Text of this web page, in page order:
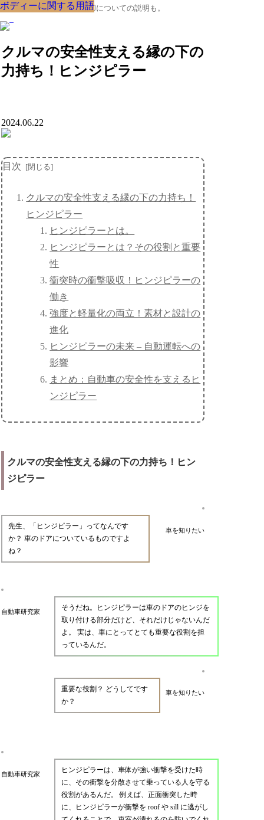
クルマの大辞典、購入･売却についての説明も。
クルマの安全性支える縁の下の
力持ち！ヒンジピラー
ボディーに関する用語
2024.06.22
目次
クルマの安全性支える縁の下の力持ち！
ヒンジピラー
ヒンジピラーとは。
ヒンジピラーとは？その役割と重要
性
衝突時の衝撃吸収！ヒンジピラーの
働き
強度と軽量化の両立！素材と設計の
進化
ヒンジピラーの未来 – 自動運転への
影響
まとめ：自動車の安全性を支えるヒ
ンジピラー
クルマの安全性支える縁の下の力持ち！ヒン
ジピラー
車を知りたい
先生、「ヒンジピラー」ってなんです
か？ 車のドアについているものですよ
ね？
自動車研究家
そうだね。ヒンジピラーは車のドアのヒンジを
取り付ける部分だけど、それだけじゃないんだ
よ。 実は、車にとってとても重要な役割を担
っているんだ。
車を知りたい
重要な役割？ どうしてです
か？
自動車研究家
ヒンジピラーは、車体が強い衝撃を受けた時
に、その衝撃を分散させて乗っている人を守る
役割があるんだ。 例えば、正面衝突した時
に、ヒンジピラーが衝撃を roof や sill に逃がし
ボディーに関する用語
ボディーに関する用語
ボディーに関する用語
ボディーに関する用語
ボディーに関する用語
ボディーに関する用語
ボディーに関する用語
ボディーに関する用語